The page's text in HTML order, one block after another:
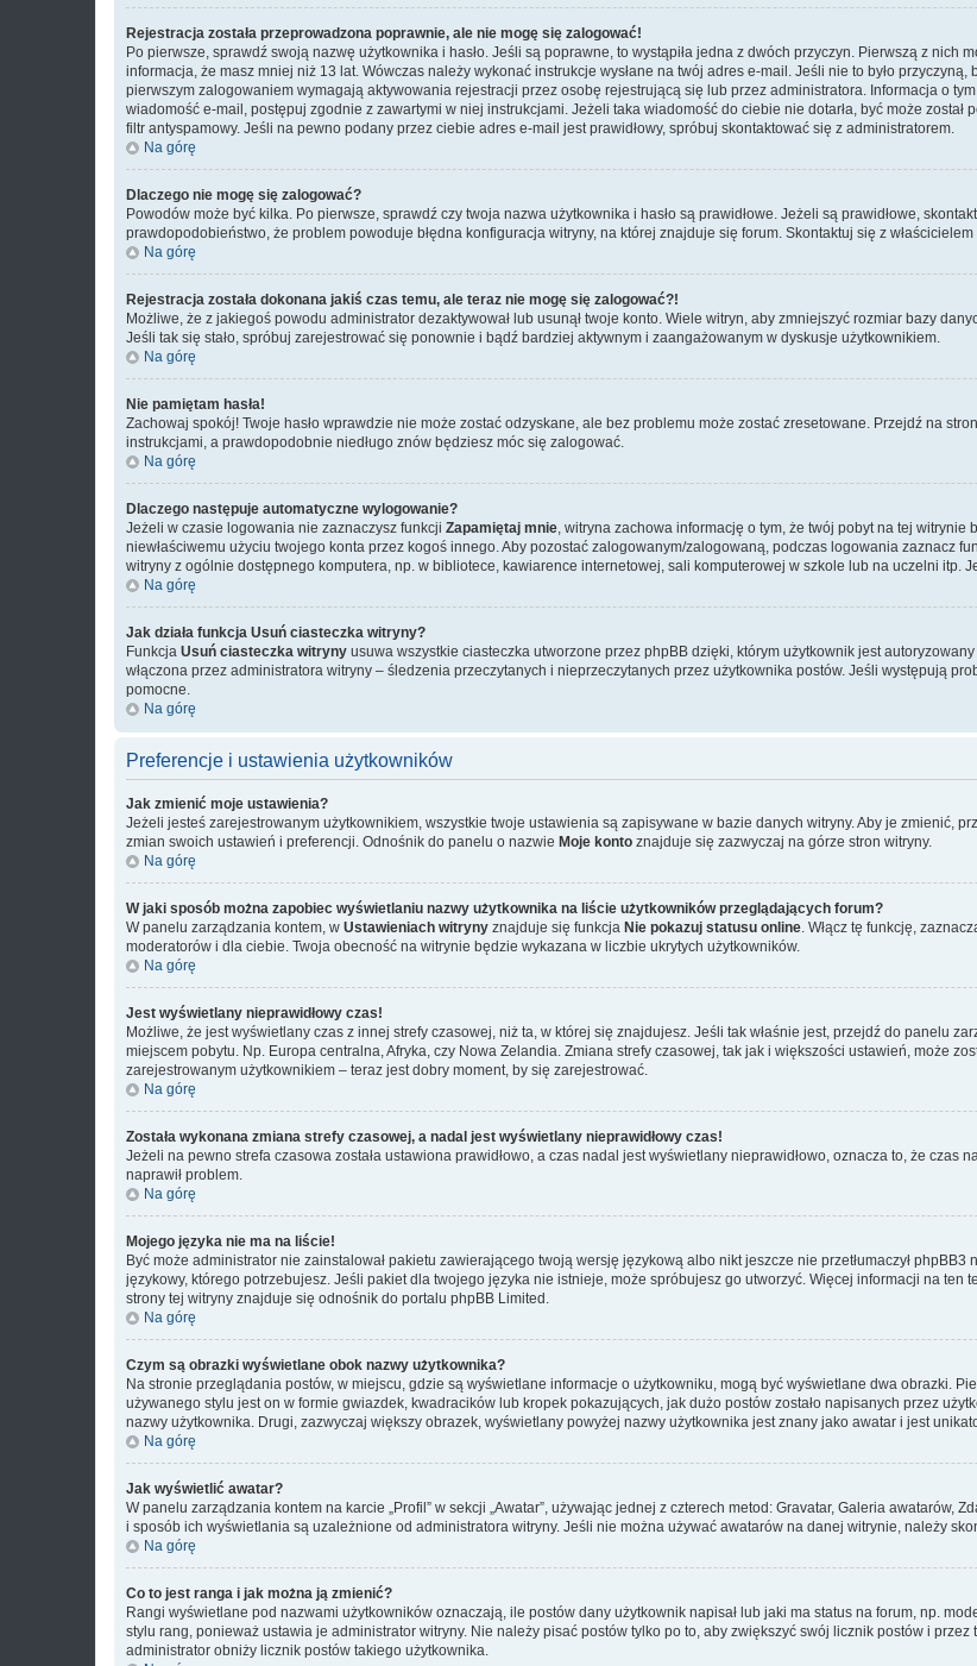
Rejestracja została przeprowadzona poprawnie, ale nie mogę się zalogować!
Po pierwsze, sprawdź swoją nazwę użytkownika i hasło. Jeśli są poprawne, to wystąpiła jedna z dwóch przyczyn. Pierwszą z nich
informacja, że masz mniej niż 13 lat. Wówczas należy wykonać instrukcje wysłane na twój adres e-mail. Jeśli nie to było
pierwszym zalogowaniem wymagają aktywowania rejestracji przez osobę rejestrującą się lub przez administratora. Informacja o
wiadomość e-mail, postępuj zgodnie z zawartymi w niej instrukcjami. Jeżeli taka wiadomość do ciebie nie dotarła, być może
filtr antyspamowy. Jeśli na pewno podany przez ciebie adres e-mail jest prawidłowy, spróbuj skontaktować się z administratorem.
Na górę
Dlaczego nie mogę się zalogować?
Powodów może być kilka. Po pierwsze, sprawdź czy twoja nazwa użytkownika i hasło są prawidłowe. Jeżeli są prawidłowe,
prawdopodobieństwo, że problem powoduje błędna konfiguracja witryny, na której znajduje się forum. Skontaktuj się z
Na górę
Rejestracja została dokonana jakiś czas temu, ale teraz nie mogę się zalogować?!
Możliwe, że z jakiegoś powodu administrator dezaktywował lub usunął twoje konto. Wiele witryn, aby zmniejszyć rozmiar bazy
Jeśli tak się stało, spróbuj zarejestrować się ponownie i bądź bardziej aktywnym i zaangażowanym w dyskusje użytkownikiem.
Na górę
Nie pamiętam hasła!
Zachowaj spokój! Twoje hasło wprawdzie nie może zostać odzyskane, ale bez problemu może zostać zresetowane. Przejdź na
instrukcjami, a prawdopodobnie niedługo znów będziesz móc się zalogować.
Na górę
Dlaczego następuje automatyczne wylogowanie?
Jeżeli w czasie logowania nie zaznaczysz funkcji Zapamiętaj mnie, witryna zachowa informację o tym, że twój pobyt na tej
niewłaściwemu użyciu twojego konta przez kogoś innego. Aby pozostać zalogowanym/zalogowaną, podczas logowania zaznacz
witryny z ogólnie dostępnego komputera, np. w bibliotece, kawiarence internetowej, sali komputerowej w szkole lub na uczelni itp.
Na górę
Jak działa funkcja Usuń ciasteczka witryny?
Funkcja Usuń ciasteczka witryny usuwa wszystkie ciasteczka utworzone przez phpBB dzięki, którym użytkownik jest
włączona przez administratora witryny – śledzenia przeczytanych i nieprzeczytanych przez użytkownika postów. Jeśli występują
pomocne.
Na górę
Preferencje i ustawienia użytkowników
Jak zmienić moje ustawienia?
Jeżeli jesteś zarejestrowanym użytkownikiem, wszystkie twoje ustawienia są zapisywane w bazie danych witryny. Aby je zmienić,
zmian swoich ustawień i preferencji. Odnośnik do panelu o nazwie Moje konto znajduje się zazwyczaj na górze stron witryny.
Na górę
W jaki sposób można zapobiec wyświetlaniu nazwy użytkownika na liście użytkowników przeglądających forum?
W panelu zarządzania kontem, w Ustawieniach witryny znajduje się funkcja Nie pokazuj statusu online. Włącz tę funkcję,
moderatorów i dla ciebie. Twoja obecność na witrynie będzie wykazana w liczbie ukrytych użytkowników.
Na górę
Jest wyświetlany nieprawidłowy czas!
Możliwe, że jest wyświetlany czas z innej strefy czasowej, niż ta, w której się znajdujesz. Jeśli tak właśnie jest, przejdź do panelu
miejscem pobytu. Np. Europa centralna, Afryka, czy Nowa Zelandia. Zmiana strefy czasowej, tak jak i większości ustawień, może
zarejestrowanym użytkownikiem – teraz jest dobry moment, by się zarejestrować.
Na górę
Została wykonana zmiana strefy czasowej, a nadal jest wyświetlany nieprawidłowy czas!
Jeżeli na pewno strefa czasowa została ustawiona prawidłowo, a czas nadal jest wyświetlany nieprawidłowo, oznacza to, że czas
naprawił problem.
Na górę
Mojego języka nie ma na liście!
Być może administrator nie zainstalował pakietu zawierającego twoją wersję językową albo nikt jeszcze nie przetłumaczył
językowy, którego potrzebujesz. Jeśli pakiet dla twojego języka nie istnieje, może spróbujesz go utworzyć. Więcej informacji na
strony tej witryny znajduje się odnośnik do portalu phpBB Limited.
Na górę
Czym są obrazki wyświetlane obok nazwy użytkownika?
Na stronie przeglądania postów, w miejscu, gdzie są wyświetlane informacje o użytkowniku, mogą być wyświetlane dwa obrazki.
używanego stylu jest on w formie gwiazdek, kwadracików lub kropek pokazujących, jak dużo postów zostało napisanych przez
nazwy użytkownika. Drugi, zazwyczaj większy obrazek, wyświetlany powyżej nazwy użytkownika jest znany jako awatar i jest
Na górę
Jak wyświetlić awatar?
W panelu zarządzania kontem na karcie „Profil” w sekcji „Awatar”, używając jednej z czterech metod: Gravatar, Galeria awatarów,
i sposób ich wyświetlania są uzależnione od administratora witryny. Jeśli nie można używać awatarów na danej witrynie, należy
Na górę
Co to jest ranga i jak można ją zmienić?
Rangi wyświetlane pod nazwami użytkowników oznaczają, ile postów dany użytkownik napisał lub jaki ma status na forum, np.
stylu rang, ponieważ ustawia je administrator witryny. Nie należy pisać postów tylko po to, aby zwiększyć swój licznik postów i
administrator obniży licznik postów takiego użytkownika.